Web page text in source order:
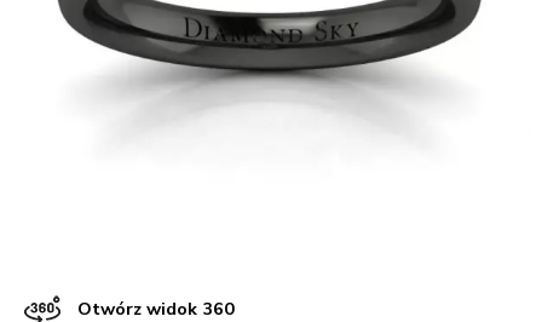
Otwórz widok 360